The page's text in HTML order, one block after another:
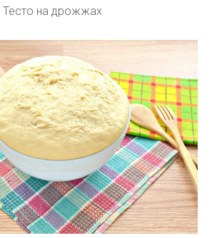
Тесто на дрожжах